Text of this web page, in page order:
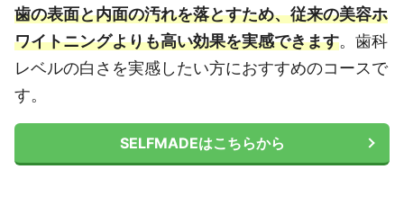
歯の表面と内面の汚れを落とすため、従来の美容ホ
ワイトニングよりも高い効果を実感できます。歯科
レベルの白さを実感したい方におすすめのコースで
す。
SELFMADEはこちらから